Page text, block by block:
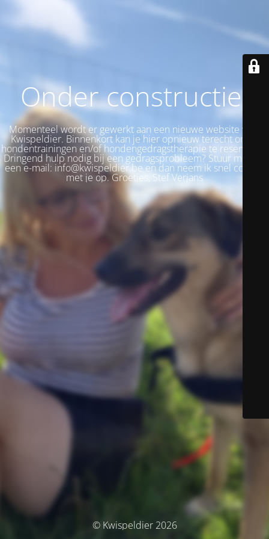
Onder constructie!
Momenteel wordt er gewerkt aan een nieuwe website voor
Kwispeldier. Binnenkort kan je hier opnieuw terecht om je
hondentrainingen en/of hondengedragstherapie te reserveren.
Dringend hulp nodig bij een gedragsprobleem? Stuur me dan
een e-mail: info@kwispeldier.be en dan neem ik snel contact
met je op. Groetjes, Stef Verjans
© Kwispeldier 2026